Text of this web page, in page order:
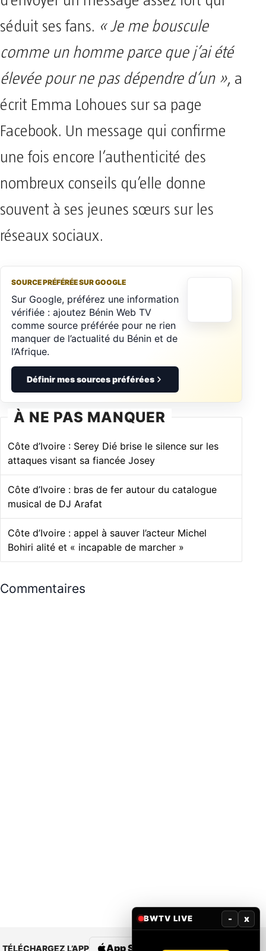
séduit ses fans. « Je me bouscule
comme un homme parce que j’ai été
élevée pour ne pas dépendre d’un », a
écrit Emma Lohoues sur sa page
Facebook. Un message qui confirme
une fois encore l’authenticité des
nombreux conseils qu’elle donne
souvent à ses jeunes sœurs sur les
réseaux sociaux.
SOURCE PRÉFÉRÉE SUR GOOGLE
Sur Google, préférez une information
vérifiée : ajoutez Bénin Web TV
comme source préférée pour ne rien
manquer de l’actualité du Bénin et de
l’Afrique.
Définir mes sources préférées
À NE PAS MANQUER
Côte d’Ivoire : Serey Dié brise le silence sur les
attaques visant sa fiancée Josey
Côte d’Ivoire : bras de fer autour du catalogue
musical de DJ Arafat
Côte d’Ivoire : appel à sauver l’acteur Michel
Bohiri alité et « incapable de marcher »
Commentaires
TÉLÉCHARGEZ L’APP App Store Google Play
BWTV LIVE - x